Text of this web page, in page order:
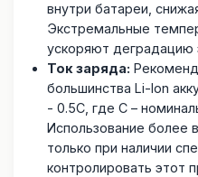
внутри батареи,
Экстремальные
ускоряют деградацию
Ток заряда:
большинства Li-Ion
- 0.5C, где C –
Использование более
только при наличии
контролировать этот